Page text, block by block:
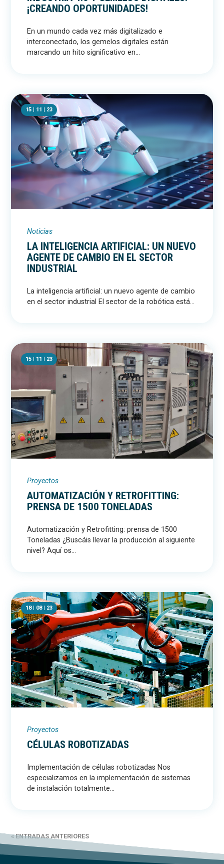
¡CREANDO OPORTUNIDADES!
En un mundo cada vez más digitalizado e
interconectado, los gemelos digitales están
marcando un hito significativo en...
15 | 11 | 23
Noticias
LA INTELIGENCIA ARTIFICIAL: UN NUEVO
AGENTE DE CAMBIO EN EL SECTOR
INDUSTRIAL
La inteligencia artificial: un nuevo agente de cambio
en el sector industrial El sector de la robótica está...
15 | 11 | 23
Proyectos
AUTOMATIZACIÓN Y RETROFITTING:
PRENSA DE 1500 TONELADAS
Automatización y Retrofitting: prensa de 1500
Toneladas ¿Buscáis llevar la producción al siguiente
nivel? Aquí os...
18 | 08 | 23
Proyectos
CÉLULAS ROBOTIZADAS
Implementación de células robotizadas Nos
especializamos en la implementación de sistemas
de instalación totalmente...
« ENTRADAS ANTERIORES